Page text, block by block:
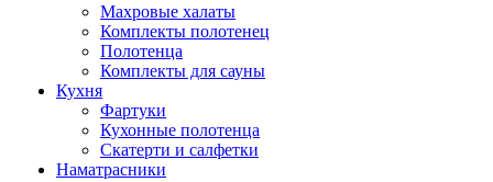
Махровые халаты
Комплекты полотенец
Полотенца
Комплекты для сауны
Кухня
Фартуки
Кухонные полотенца
Скатерти и салфетки
Наматрасники